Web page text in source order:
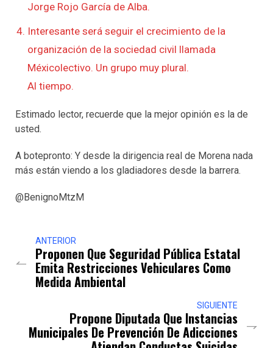
Jorge Rojo García de Alba.
Interesante será seguir el crecimiento de la
organización de la sociedad civil llamada
Méxicolectivo. Un grupo muy plural.
Al tiempo.
Estimado lector, recuerde que la mejor opinión es la de
usted.
A botepronto: Y desde la dirigencia real de Morena nada
más están viendo a los gladiadores desde la barrera.
@BenignoMtzM
ANTERIOR
Proponen Que Seguridad Pública Estatal
Emita Restricciones Vehiculares Como
Medida Ambiental
SIGUIENTE
Propone Diputada Que Instancias
Municipales De Prevención De Adicciones